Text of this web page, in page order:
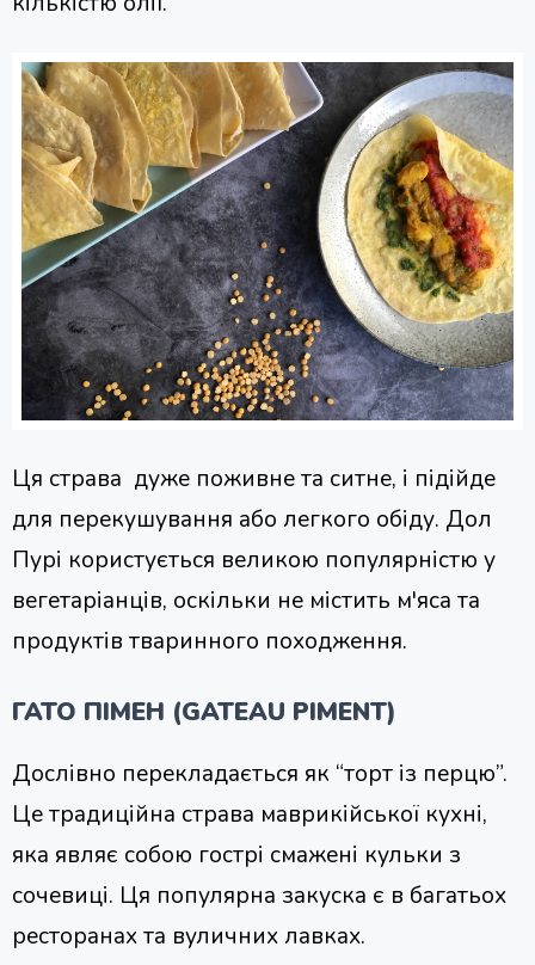
Ця страва дуже поживне та ситне, і підійде
для перекушування або легкого обіду. Дол
Пурі користується великою популярністю у
вегетаріанців, оскільки не містить м'яса та
продуктів тваринного походження.
ГАТО ПІМЕН (GATEAU PIMENT)
Дослівно перекладається як “торт із перцю”.
Це традиційна страва маврикійської кухні,
яка являє собою гострі смажені кульки з
сочевиці. Ця популярна закуска є в багатьох
ресторанах та вуличних лавках.